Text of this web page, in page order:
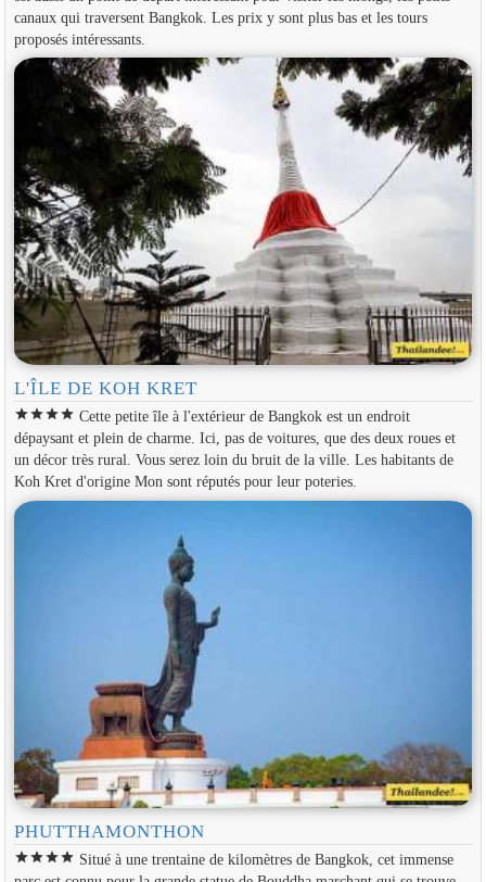
canaux qui traversent Bangkok. Les prix y sont plus bas et les tours
proposés intéressants.
L'ÎLE DE KOH KRET
starstarstarstar Cette petite île à l'extérieur de Bangkok est un endroit
dépaysant et plein de charme. Ici, pas de voitures, que des deux roues et
un décor très rural. Vous serez loin du bruit de la ville. Les habitants de
Koh Kret d'origine Mon sont réputés pour leur poteries.
PHUTTHAMONTHON
starstarstarstar Situé à une trentaine de kilomètres de Bangkok, cet immense